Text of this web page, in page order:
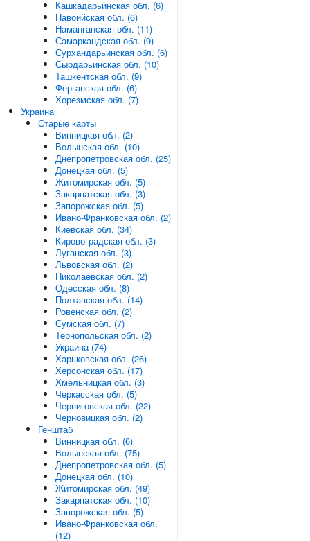
Кашкадарьинская обл. (6)
Навоийская обл. (6)
Наманганская обл. (11)
Самаркандская обл. (9)
Сурхандарьинская обл. (6)
Сырдарьинская обл. (10)
Ташкентская обл. (9)
Ферганская обл. (6)
Хорезмская обл. (7)
Украина
Старые карты
Винницкая обл. (2)
Волынская обл. (10)
Днепропетровская обл. (25)
Донецкая обл. (5)
Житомирская обл. (5)
Закарпатская обл. (3)
Запорожская обл. (5)
Ивано-Франковская обл. (2)
Киевская обл. (34)
Кировоградская обл. (3)
Луганская обл. (3)
Львовская обл. (2)
Николаевская обл. (2)
Одесская обл. (8)
Полтавская обл. (14)
Ровенская обл. (2)
Сумская обл. (7)
Тернопольская обл. (2)
Украина (74)
Харьковская обл. (26)
Херсонская обл. (17)
Хмельницкая обл. (3)
Черкасская обл. (5)
Черниговская обл. (22)
Черновицкая обл. (2)
Генштаб
Винницкая обл. (6)
Волынская обл. (75)
Днепропетровская обл. (5)
Донецкая обл. (10)
Житомирская обл. (49)
Закарпатская обл. (10)
Запорожская обл. (5)
Ивано-Франковская обл.
(12)